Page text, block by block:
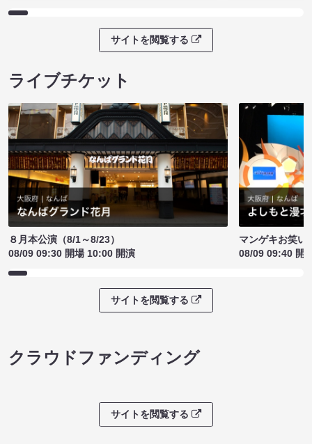
サイトを閲覧する
ライブチケット
８月本公演（8/1～8/23）
08/09 09:30 開場 10:00 開演
マンゲキお笑い
08/09 09:40 開
サイトを閲覧する
クラウドファンディング
サイトを閲覧する